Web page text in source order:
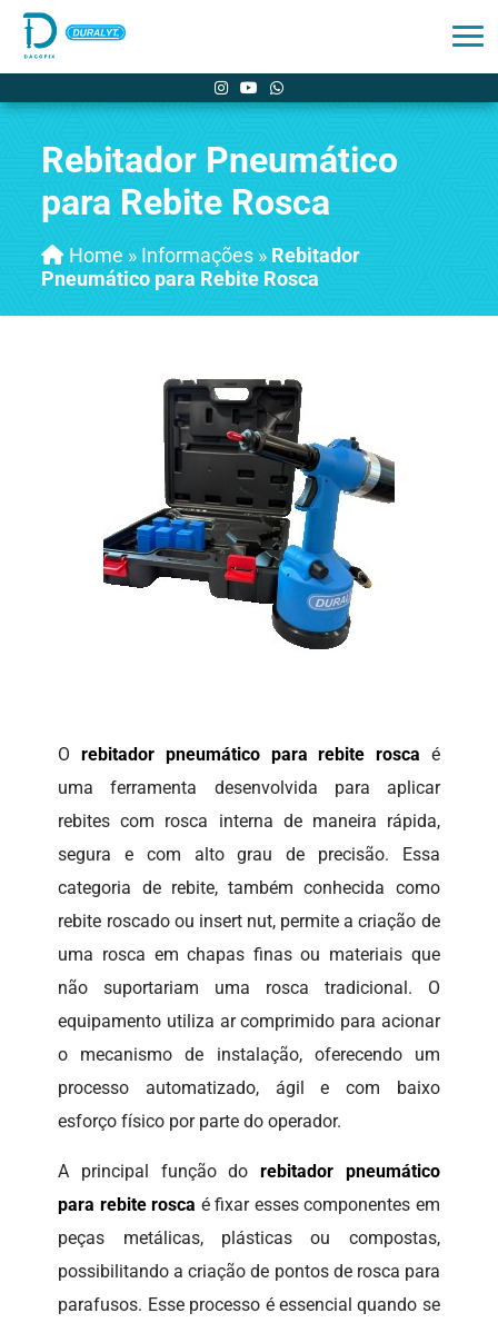
Rebitador Pneumático
para Rebite Rosca
Home » Informações » Rebitador
Pneumático para Rebite Rosca
Orebitador pneumático para rebite rosca é
uma ferramenta desenvolvida para aplicar
rebites com rosca interna de maneira rápida,
segura e com alto grau de precisão. Essa
categoria de rebite, também conhecida como
rebite roscado ou insert nut, permite a criação de
uma rosca em chapas finas ou materiais que
não suportariam uma rosca tradicional. O
equipamento utiliza ar comprimido para acionar
o mecanismo de instalação, oferecendo um
processo automatizado, ágil e com baixo
esforço físico por parte do operador.
A principal função do rebitador pneumático
para rebite rosca é fixar esses componentes em
peças metálicas, plásticas ou compostas,
possibilitando a criação de pontos de rosca para
parafusos. Esse processo é essencial quando se